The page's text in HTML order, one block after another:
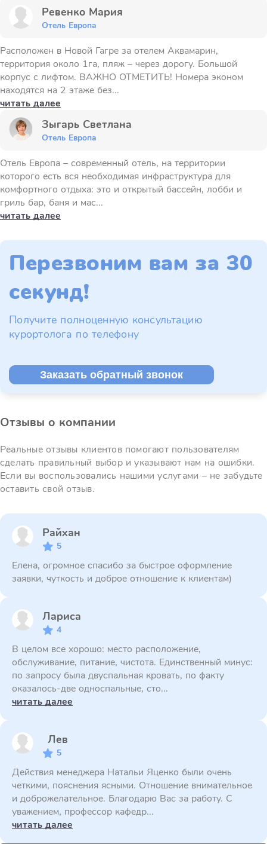
Ревенко Мария
Отель Европа
Расположен в Новой Гагре за отелем Аквамарин,
территория около 1га, пляж – через дорогу. Большой
корпус с лифтом. ВАЖНО ОТМЕТИТЬ! Номера эконом
находятся на 2 этаже без...
читать далее
Зыгарь Светлана
Отель Европа
Отель Европа – современный отель, на территории
которого есть вся необходимая инфраструктура для
комфортного отдыха: это и открытый бассейн, лобби и
гриль бар, баня и мас...
читать далее
Перезвоним вам за 30
секунд!
Получите полноценную консультацию
курортолога по телефону
Заказать обратный звонок
Отзывы о компании
Реальные отзывы клиентов помогают пользователям
сделать правильный выбор и указывают нам на ошибки.
Если вы воспользовались нашими услугами – не забудьте
оставить свой отзыв.
Райхан
5
Елена, огромное спасибо за быстрое оформление
заявки, чуткость и доброе отношение к клиентам)
Лариса
4
В целом все хорошо: место расположение,
обслуживание, питание, чистота. Единственный минус:
по запросу была двуспальная кровать, по факту
оказалось-две односпальные, сто...
читать далее
Лев
5
Действия менеджера Натальи Яценко были очень
четкими, пояснения ясными. Отношение внимательное
и доброжелательное. Благодарю Вас за работу. С
уважением, профессор кафедр...
читать далее